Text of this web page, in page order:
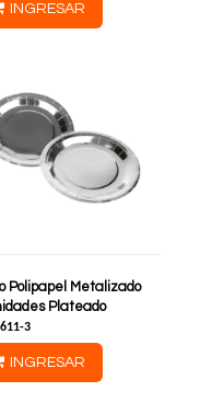
INGRESAR
Polipapel Metalizado
Plateado
3
INGRESAR